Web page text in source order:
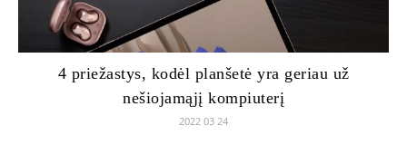
4 priežastys, kodėl planšetė yra geriau už
nešiojamąjį kompiuterį
2022 03 24